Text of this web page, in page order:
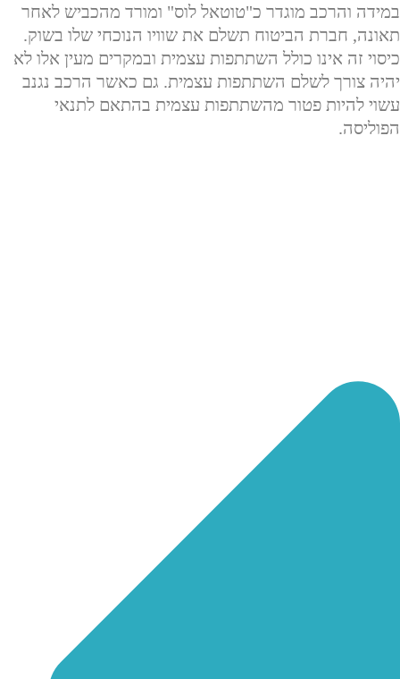
במידה והרכב מוגדר כ"טוטאל לוס" ומורד מהכביש לאחר
תאונה, חברת הביטוח תשלם את שוויו הנוכחי שלו בשוק.
כיסוי זה אינו כולל השתתפות עצמית ובמקרים מעין אלו לא
יהיה צורך לשלם השתתפות עצמית. גם כאשר הרכב נגנב
עשוי להיות פטור מהשתתפות עצמית בהתאם לתנאי
הפוליסה.